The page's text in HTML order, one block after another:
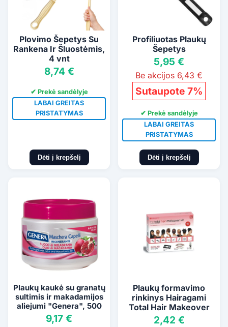
Plovimo Šepetys Su
Rankena Ir Šluostėmis,
4 vnt
8,74 €
✔ Prekė sandėlyje
LABAI GREITAS
PRISTATYMAS
Dėti į krepšelį
Profiliuotas Plaukų
Šepetys
5,95 €
Be akcijos 6,43 €
Sutaupote 7%
✔ Prekė sandėlyje
LABAI GREITAS
PRISTATYMAS
Dėti į krepšelį
Plaukų kaukė su granatų
sultimis ir makadamijos
aliejumi "Genera", 500
ml
9,17 €
Plaukų formavimo
rinkinys Hairagami
Total Hair Makeover
2,42 €